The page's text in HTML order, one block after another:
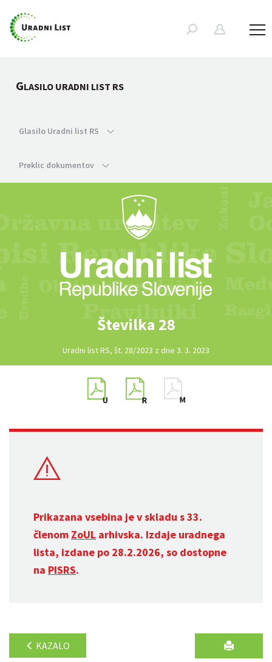
GLASILO URADNI LIST RS
Glasilo Uradni list RS
Preklic dokumentov
Številka 28
Uradni list RS, št. 28/2023 z dne 3. 3. 2023
Prikazana vsebina je v skladu s 33.
členom ZoUL arhivska. Izdaje uradnega
lista, izdane po 28.2.2026, so dostopne
na PISRS.
KAZALO